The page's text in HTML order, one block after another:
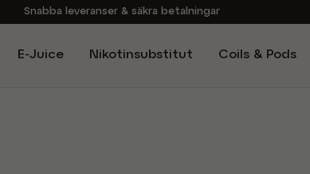
Snabba leveranser & säkra betalningar
Brett sortiment av produkter
E-Juice Nikotinsubstitut Coils & Pods